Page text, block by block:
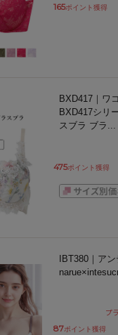
165ポイント獲得
BXD417｜ワ
BXD417シリ
スブラ ブラ ...
475ポイント獲得
IBT380｜ア
プ
87ポイント獲得